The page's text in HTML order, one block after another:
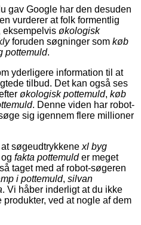
gav Google har den desuden
vurderer at folk formentlig
eksempelvis økologisk
foruden søgninger som køb
pottemuld.
yderligere information til at
tilbud. Det kan også ses
økologisk pottemuld, køb
. Denne viden har robot-
sig igennem flere millioner
søgeudtrykkene xl byg
fakta pottemulder meget
taget med af robot-søgeren
i pottemuld, silvan
. Vi håber inderligt at du ikke
produkter, ved at nogle af dem